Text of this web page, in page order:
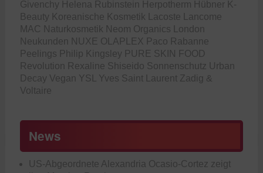
Givenchy Helena Rubinstein Herpotherm Hübner K-
Beauty Koreanische Kosmetik Lacoste
Lancome
MAC Naturkosmetik Neom Organics London
Neukunden NUXE OLAPLEX Paco Rabanne
Peelings Philip Kingsley PURE SKIN FOOD
Revolution Rexaline Shiseido Sonnenschutz Urban
Decay Vegan YSL Yves Saint Laurent Zadig &
Voltaire
News
US-Abgeordnete Alexandria Ocasio-Cortez zeigt